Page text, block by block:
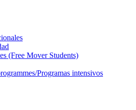
(Free Mover Students)
Programas intensivos